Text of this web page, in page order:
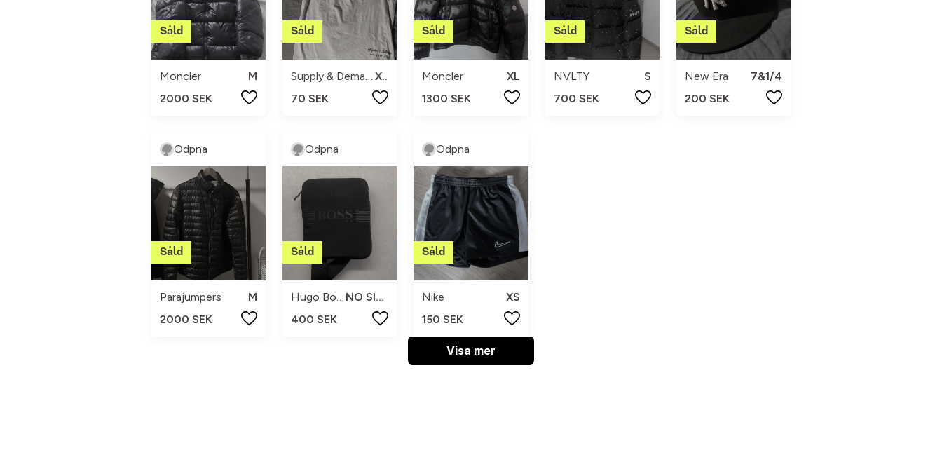
Moncler
M
2000 SEK
XS
70 SEK
Moncler
XL
1300 SEK
NVLTY
S
700 SEK
New Era
7&1/4
200 SEK
Odpna
Parajumpers
M
2000 SEK
Odpna
NO SIZE
400 SEK
Odpna
Nike
XS
150 SEK
Visa mer